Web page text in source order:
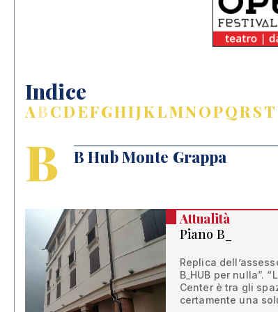
Indice
ABCDEFGHIJKLMNOPQRST
B B Hub Monte Grappa
Attualità
Piano B_
Replica
B_HUB per nulla”.
Center è tra gli
certamente una